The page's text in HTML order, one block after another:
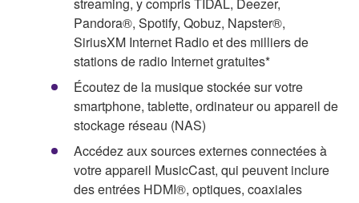
Pandora®, Spotify, Qobuz, Napster®,
SiriusXM Internet Radio et des milliers de
stations de radio Internet gratuites*
Écoutez de la musique stockée sur votre
smartphone, tablette, ordinateur ou appareil de
stockage réseau (NAS)
Accédez aux sources externes connectées à
votre appareil MusicCast, qui peuvent inclure
des entrées HDMI®, optiques, coaxiales